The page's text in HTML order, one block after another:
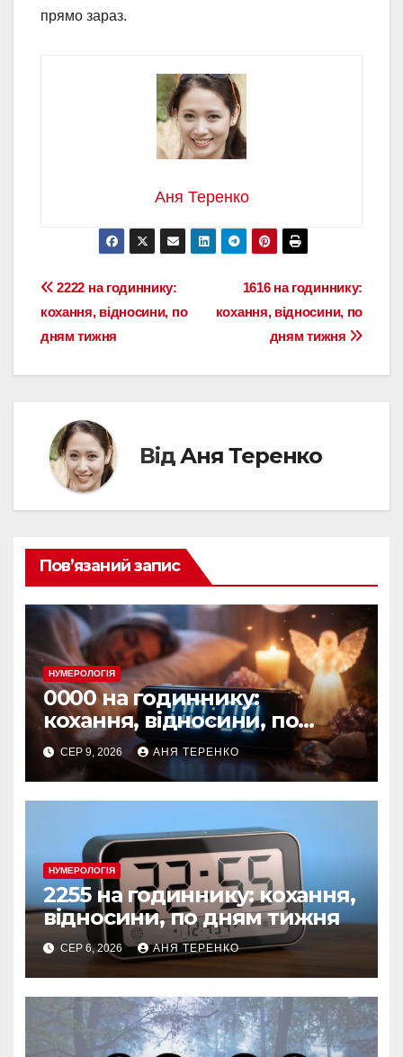
прямо зараз.
Аня Теренко
Навігація
записів
1616 на годиннику:
кохання, відносини, по
дням тижня
2222 на годиннику:
кохання, відносини, по
дням тижня
ВідАня Теренко
Пов’язаний запис
НУМЕРОЛОГІЯ
0000 на годиннику:
кохання, відносини, по
дням тижня
СЕР 9, 2026 АНЯ ТЕРЕНКО
НУМЕРОЛОГІЯ
2255 на годиннику: кохання,
відносини, по дням тижня
СЕР 6, 2026 АНЯ ТЕРЕНКО